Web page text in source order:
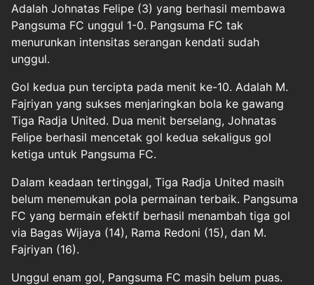
Adalah Johnatas Felipe (3) yang berhasil membawa
Pangsuma FC unggul 1-0. Pangsuma FC tak
menurunkan intensitas serangan kendati sudah
unggul.
Gol kedua pun tercipta pada menit ke-10. Adalah M.
Fajriyan yang sukses menjaringkan bola ke gawang
Tiga Radja United. Dua menit berselang, Johnatas
Felipe berhasil mencetak gol kedua sekaligus gol
ketiga untuk Pangsuma FC.
Dalam keadaan tertinggal, Tiga Radja United masih
belum menemukan pola permainan terbaik. Pangsuma
FC yang bermain efektif berhasil menambah tiga gol
via Bagas Wijaya (14), Rama Redoni (15), dan M.
Fajriyan (16).
Unggul enam gol, Pangsuma FC masih belum puas.